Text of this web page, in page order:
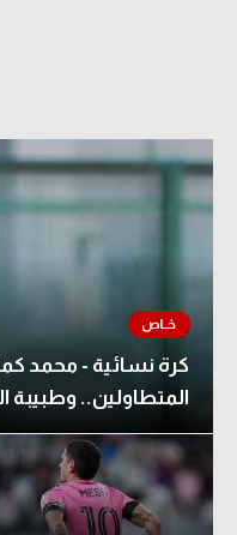
كرة نسائية - محمد
المتطاولين.. وطبيبة